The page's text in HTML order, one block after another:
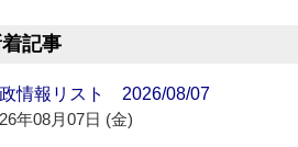
記事
情報リスト 2026/08/07
年08月07日 (金)